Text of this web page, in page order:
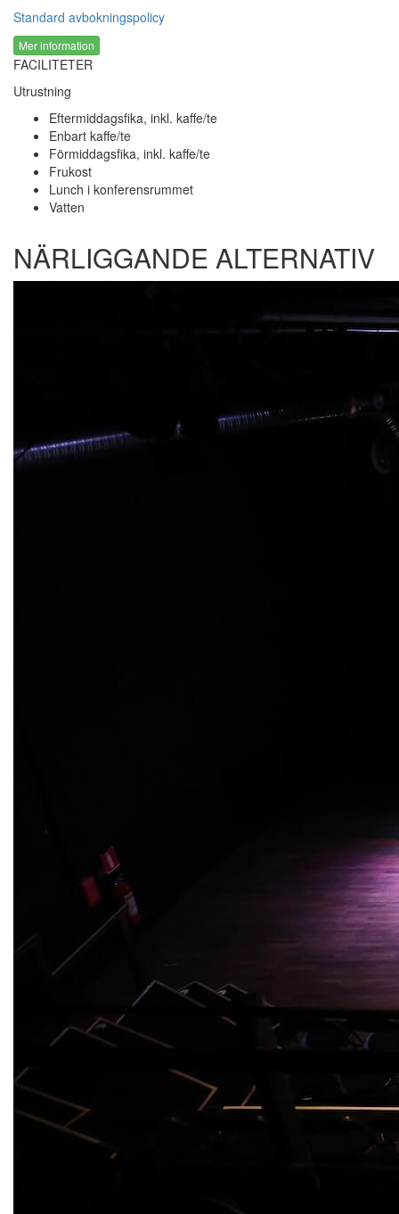
Standard avbokningspolicy
Mer information
FACILITETER
Utrustning
Eftermiddagsfika, inkl. kaffe/te
Enbart kaffe/te
Förmiddagsfika, inkl. kaffe/te
Frukost
Lunch i konferensrummet
Vatten
NÄRLIGGANDE ALTERNATIV